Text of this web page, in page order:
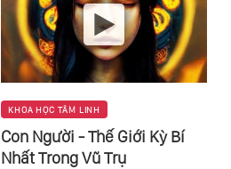
KHOA HỌC TÂM LINH
Con Người - Thế Giới Kỳ Bí
Nhất Trong Vũ Trụ